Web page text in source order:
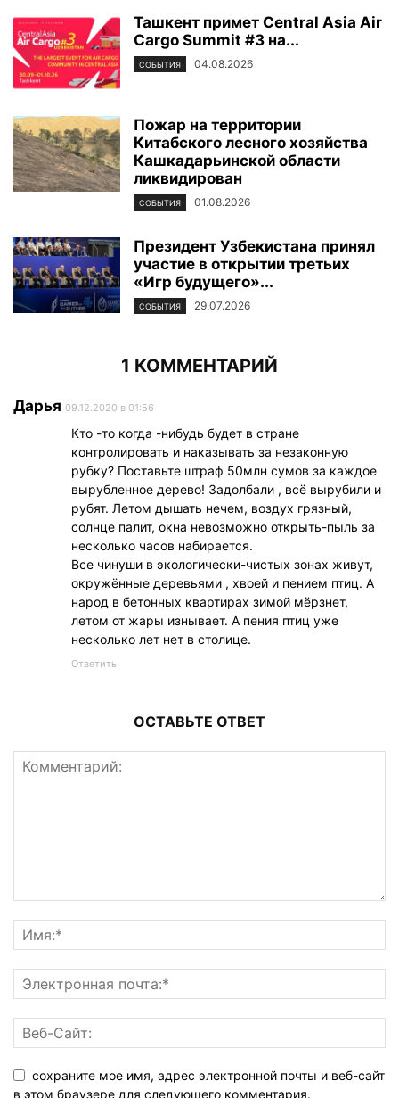
Ташкент примет Central Asia Air
Cargo Summit #3 на...
СОБЫТИЯ 04.08.2026
Пожар на территории
Китабского лесного хозяйства
Кашкадарьинской области
ликвидирован
СОБЫТИЯ 01.08.2026
Президент Узбекистана принял
участие в открытии третьих
«Игр будущего»...
СОБЫТИЯ 29.07.2026
1 КОММЕНТАРИЙ
Дарья 09.12.2020 в 01:56
Кто -то когда -нибудь будет в стране
контролировать и наказывать за незаконную
рубку? Поставьте штраф 50млн сумов за каждое
вырубленное дерево! Задолбали , всё вырубили и
рубят. Летом дышать нечем, воздух грязный,
солнце палит, окна невозможно открыть-пыль за
несколько часов набирается.
Все чинуши в экологически-чистых зонах живут,
окружённые деревьями , хвоей и пением птиц. А
народ в бетонных квартирах зимой мёрзнет,
летом от жары изнывает. А пения птиц уже
несколько лет нет в столице.
Ответить
ОСТАВЬТЕ ОТВЕТ
сохраните мое имя, адрес электронной почты и веб-сайт
в этом браузере для следующего комментария.